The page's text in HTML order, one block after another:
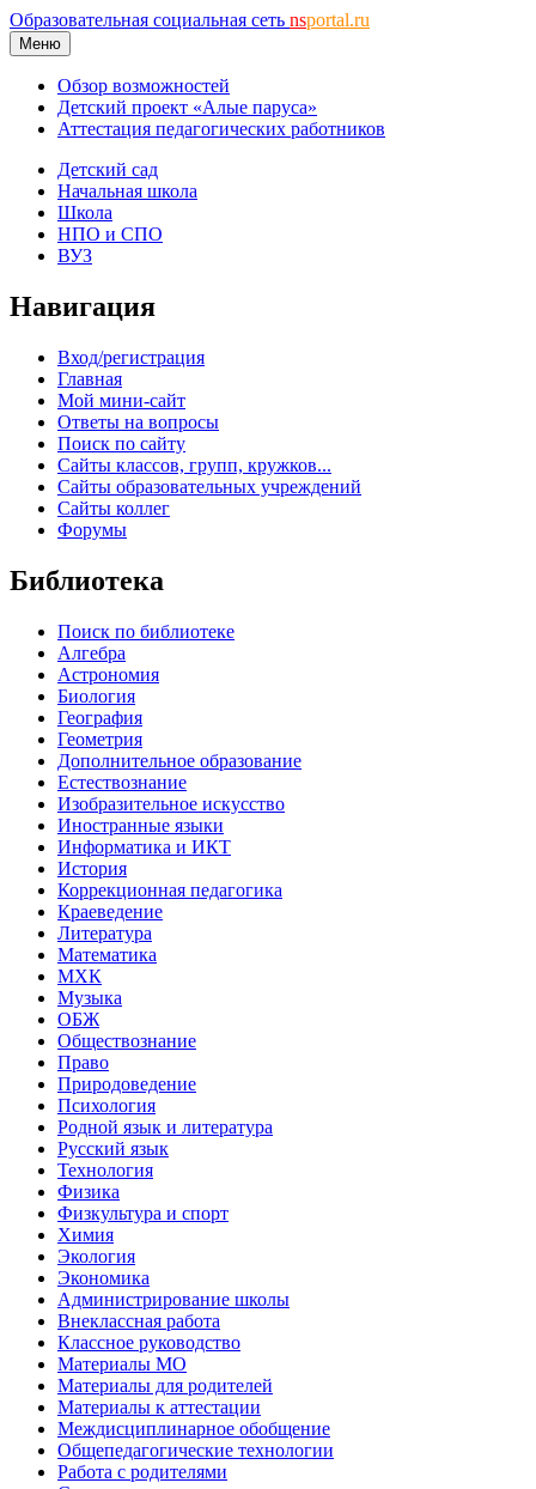
Образовательная социальная сеть nsportal.ru
Меню
Обзор возможностей
Детский проект «Алые паруса»
Аттестация педагогических работников
Детский сад
Начальная школа
Школа
НПО и СПО
ВУЗ
Навигация
Вход/регистрация
Главная
Мой мини-сайт
Ответы на вопросы
Поиск по сайту
Сайты классов, групп, кружков...
Сайты образовательных учреждений
Сайты коллег
Форумы
Библиотека
Поиск по библиотеке
Алгебра
Астрономия
Биология
География
Геометрия
Дополнительное образование
Естествознание
Изобразительное искусство
Иностранные языки
Информатика и ИКТ
История
Коррекционная педагогика
Краеведение
Литература
Математика
МХК
Музыка
ОБЖ
Обществознание
Право
Природоведение
Психология
Родной язык и литература
Русский язык
Технология
Физика
Физкультура и спорт
Химия
Экология
Экономика
Администрирование школы
Внеклассная работа
Классное руководство
Материалы МО
Материалы для родителей
Материалы к аттестации
Междисциплинарное обобщение
Общепедагогические технологии
Работа с родителями